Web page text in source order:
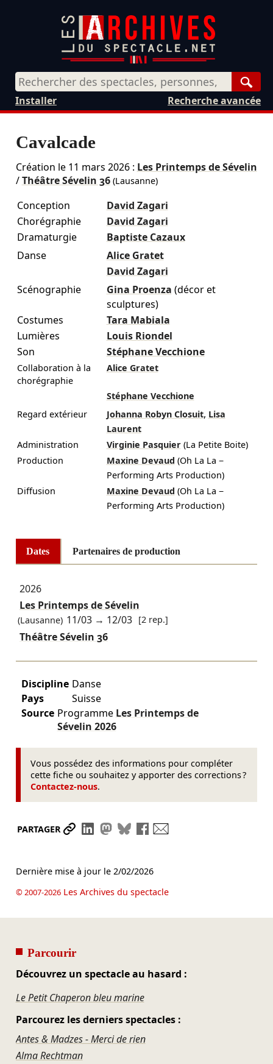
Recherche avancée
Installer
Cavalcade
Création le 11 mars 2026: Les Printemps de Sévelin
/Théâtre Sévelin 36(Lausanne)
Conception
David Zagari
Chorégraphie
David Zagari
Dramaturgie
Baptiste Cazaux
Danse
Alice Gratet
David Zagari
Scénographie
Gina Proenza (décor et
sculptures)
Costumes
Tara Mabiala
Lumières
Louis Riondel
Son
Stéphane Vecchione
Collaboration à la
chorégraphie
Alice Gratet
Stéphane Vecchione
Regard extérieur
Johanna Robyn Closuit, Lisa
Laurent
Administration
Virginie Pasquier (La Petite Boite)
Production
Maxine Devaud (Oh La La −
Performing Arts Production)
Diffusion
Maxine Devaud (Oh La La −
Performing Arts Production)
Dates Partenaires de production
2026
Les Printemps de Sévelin
(Lausanne) 11/03 → 12/03 [2 rep.]
Théâtre Sévelin 36
Discipline Danse
Pays
Suisse
Source Programme Les Printemps de
Sévelin 2026
Vous possédez des informations pour compléter
cette fiche ou souhaitez y apporter des corrections ?
Contactez-nous.
PARTAGER Partager le lien
Partager sur LinkedIn
Partager sur Mastodon
Partager sur Bluesky
Partager sur Facebook
Dernière mise à jour le 2/02/2026
© 2007-2026Les Archives du spectacle
Parcourir
Découvrez un spectacle au hasard :
Le Petit Chaperon bleu marine
Parcourez les derniers spectacles :
Antes & Madzes - Merci de rien
Alma Rechtman